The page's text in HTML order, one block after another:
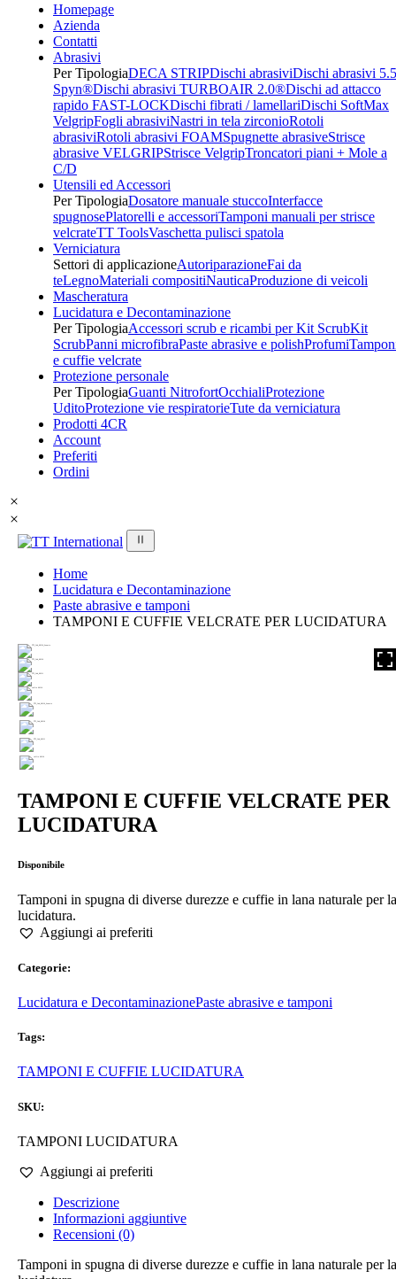
Homepage
Azienda
Contatti
Abrasivi
Per TipologiaDECA STRIPDischi abrasiviDischi abrasivi 5.5
Spyn®Dischi abrasivi TURBOAIR 2.0®Dischi ad attacco
rapido FAST-LOCKDischi fibrati / lamellariDischi SoftMax
VelgripFogli abrasiviNastri in tela zirconioRotoli
abrasiviRotoli abrasivi FOAMSpugnette abrasiveStrisce
abrasive VELGRIPStrisce VelgripTroncatori piani + Mole a
C/D
Utensili ed Accessori
Per TipologiaDosatore manuale stuccoInterfacce
spugnosePlatorelli e accessoriTamponi manuali per strisce
velcrateTT ToolsVaschetta pulisci spatola
Verniciatura
Settori di applicazioneAutoriparazioneFai da
teLegnoMateriali compositiNauticaProduzione di veicoli
Mascheratura
Lucidatura e Decontaminazione
Per TipologiaAccessori scrub e ricambi per Kit ScrubKit
ScrubPanni microfibraPaste abrasive e polishProfumi
e cuffie velcrate
Protezione personale
Per TipologiaGuanti NitrofortOcchialiProtezione
UditoProtezione vie respiratorieTute da verniciatura
Prodotti 4CR
Account
Preferiti
Ordini
Home
Lucidatura e Decontaminazione
Paste abrasive e tamponi
TAMPONI E CUFFIE VELCRATE PER LUCIDATURA
TAMPONI E CUFFIE VELCRATE PER
LUCIDATURA
Disponibile
Tamponi in spugna di diverse durezze e cuffie in lana naturale per la
lucidatura.
Aggiungi ai preferiti
Categorie:
Lucidatura e DecontaminazionePaste abrasive e tamponi
Tags:
TAMPONI E CUFFIE LUCIDATURA
SKU:
TAMPONI LUCIDATURA
Aggiungi ai preferiti
Descrizione
Informazioni aggiuntive
Recensioni (0)
Tamponi in spugna di diverse durezze e cuffie in lana naturale per la